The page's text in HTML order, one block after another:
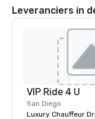
Leveranciers in
VIP Ride 4 U
San Diego
Luxury Chauffeur